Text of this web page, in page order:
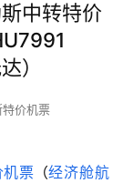
中转特价
）
价机票
机票 （经济舱航